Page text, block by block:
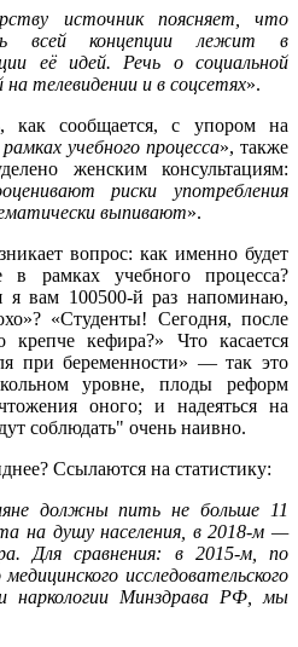
источник поясняет, что
всей концепции лежит в
её идей. Речь о социальной
на телевидении и в соцсетях».
как сообщается, с упором на
учебного процесса», также
женским консультациям:
риски употребления
выпивают».
вопрос: как именно будет
в рамках учебного процесса?
я вам 100500-й раз напоминаю,
«Студенты! Сегодня, после
крепче кефира?» Что касается
при беременности» — так это
уровне, плоды реформ
оного; и надеяться на
соблюдать" очень наивно.
Ссылаются на статистику:
должны пить не больше 11
на душу населения, в 2018-м —
Для сравнения: в 2015-м, по
исследовательского
наркологии Минздрава РФ, мы